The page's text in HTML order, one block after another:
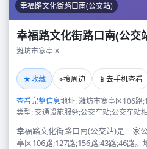
幸福路文化街路口南(公交站)
幸福路文化街路口南(公交
潍坊市寒亭区
★收藏 ⌖搜周边 📱 去手机查看
查看完整信息地址: 潍坊市寒亭区106路
类型: 交通设施服务;公交车站;公交车站
幸福路文化街路口南(公交站)是一家
亭区106路;127路;156路;43路;46路。